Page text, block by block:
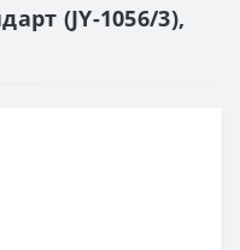
(JY-1056/3),